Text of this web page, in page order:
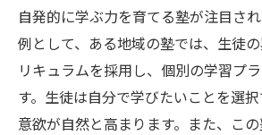
自発的に学ぶ力を育てる塾が注目さ
例として、ある地域の塾では、生徒
リキュラムを採用し、個別の学習プ
す。生徒は自分で学びたいことを選
意欲が自然と高まります。また、こ